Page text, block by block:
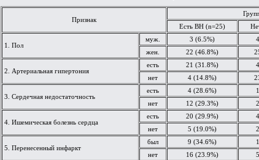
Признак
Есть ВН (n=25)
1. Пол
муж. 3 (6.5%)
жен.
22 (46.8%)
2. Артериальная гипертония
есть 21 (31.8%)
нет
4 (14.8%)
3. Сердечная недостаточность
есть 4 (28.6%)
нет
12 (29.3%)
4. Ишемическая болезнь сердца
есть 20 (29.9%)
нет
5 (19.0%)
5. Перенесенный инфаркт
был 9 (34.6%)
нет
16 (23.9%)